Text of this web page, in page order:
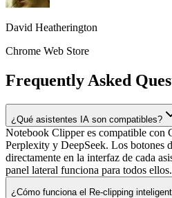
David Heatherington
Chrome Web Store
Frequently Asked
¿Qué asistentes IA son compatibles?
Notebook Clipper es compatible con
Perplexity y DeepSeek. Los botones
directamente en la interfaz de cada
panel lateral funciona para todos ellos.
¿Cómo funciona el Re-clipping